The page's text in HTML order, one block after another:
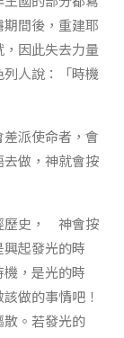
間後，重建耶
因此失去力量
人說：「時機
派使命者，會
做，神就會按
歷史， 神會按
起發光的時
，是光的時
做的事情吧！
散。若發光的